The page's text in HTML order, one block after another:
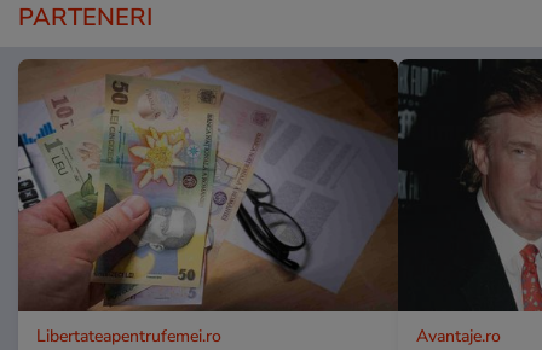
PARTENERI
Libertateapentrufemei.ro Avantaje.ro